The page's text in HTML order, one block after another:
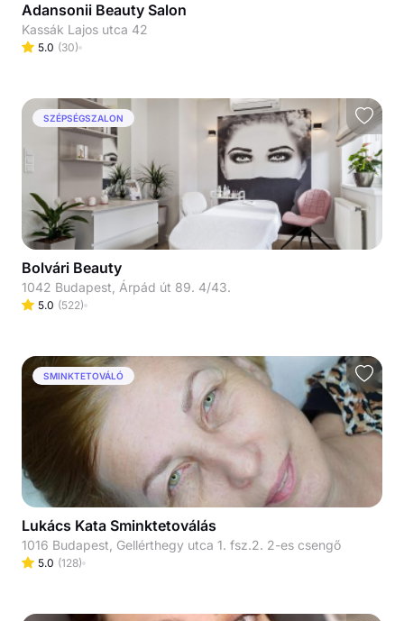
Adansonii Beauty Salon
Kassák Lajos utca 42
5.0 (30)
SZÉPSÉGSZALON
Bolvári Beauty
1042 Budapest, Árpád út 89. 4/43.
5.0 (522)
SMINKTETOVÁLÓ
Lukács Kata Sminktetoválás
1016 Budapest, Gellérthegy utca 1. fsz.2. 2-es csengő
5.0 (128)